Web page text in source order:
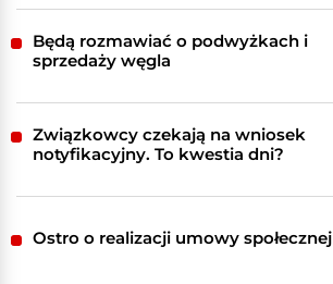
Będą rozmawiać o podwyżkach i
sprzedaży węgla
Związkowcy czekają na wniosek
notyfikacyjny. To kwestia dni?
Ostro o realizacji umowy społecznej